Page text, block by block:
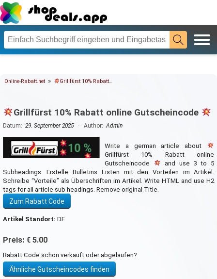
Online-Rabatt.net » Grillfürst 10% Rabatt…
Grillfürst 10% Rabatt online Gutscheincode
Datum: 29. September 2025- Author:Admin
Write a german article about
Grillfürst 10% Rabatt online
Gutscheincode
and use 3 to 5
Subheadings. Erstelle Bulletins Listen mit den Vorteilen im Artikel.
Schreibe “Vorteile” als Überschriften im Artikel. Write HTML and use H2
tags for all article sub headings. Remove original Title.
Zum Rabatt Code
Artikel Standort: DE
Preis: € 5.00
Rabatt Code schon verkauft oder abgelaufen?
Ähnliche Gutscheincodes finden